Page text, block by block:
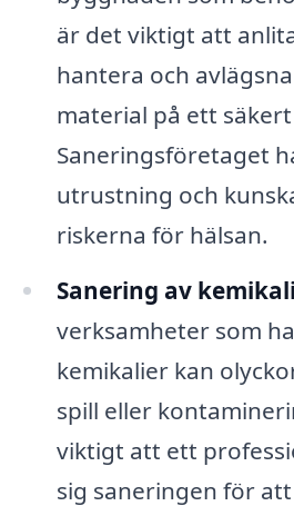
är det viktigt att
hantera och
material på ett
Saneringsföretaget
utrustning och
riskerna för hälsan.
Sanering av
verksamheter som
kemikalier kan
spill eller
viktigt att ett
sig saneringen för